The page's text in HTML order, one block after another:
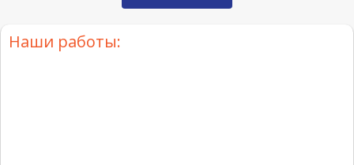
Наши работы: